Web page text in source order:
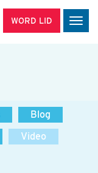
WORD LID
Blog
Video